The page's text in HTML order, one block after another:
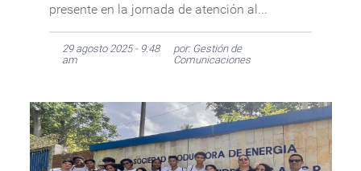
presente en la jornada de atención al...
29 agosto 2025 - 9:48
am
por: Gestión de
Comunicaciones